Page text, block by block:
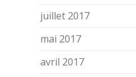
juillet 2017
mai 2017
avril 2017